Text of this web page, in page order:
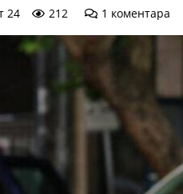
24 212 1 коментара